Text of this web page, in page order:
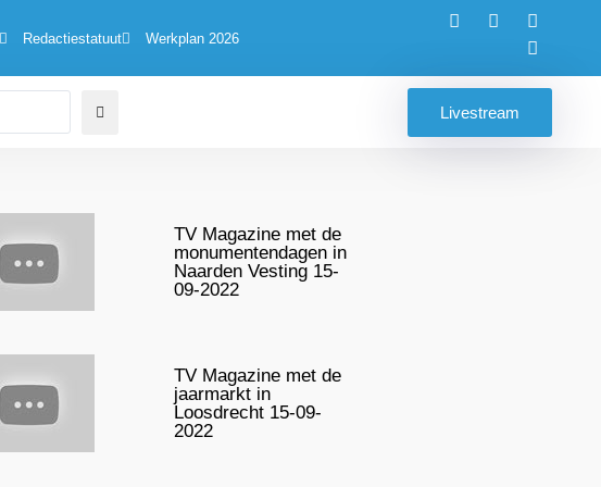
Redactiestatuut Werkplan 2026
Livestream
TV Magazine met de
monumentendagen in
Naarden Vesting 15-
09-2022
TV Magazine met de
jaarmarkt in
Loosdrecht 15-09-
2022